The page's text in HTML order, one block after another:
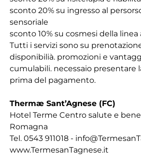
sconto 20% su ingresso al
sensoriale
sconto 10% su cosmesi della
Tutti i servizi sono su
disponibilià. promozioni e
cumulabili. necessaio presentare
prima del pagamento.
Thermæ Sant’Agnese (FC)
Hotel Terme Centro salute e
Romagna
Tel. 0543 911018 -
www.TermesanTagnese.it